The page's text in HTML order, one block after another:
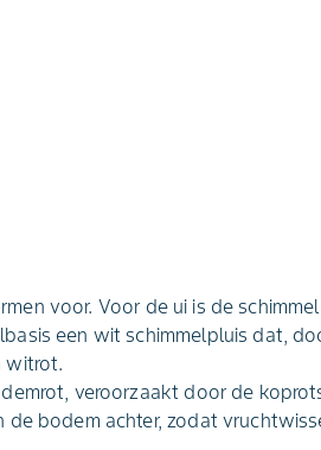
voor. Voor de ui is de
een wit schimmelpluis dat,
witrot.
veroorzaakt door de
bodem achter, zodat